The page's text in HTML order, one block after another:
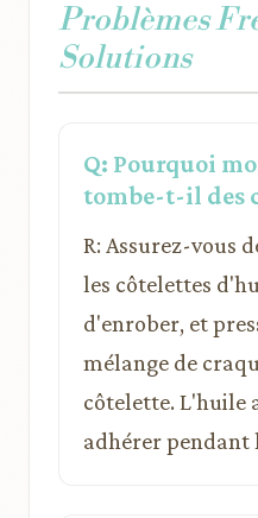
Problèmes
Solutions
Q: Pourquoi
tombe-t-il des
R: Assurez-vous
les côtelettes
d'enrober, et
mélange de
côtelette. L'huile
adhérer pendant